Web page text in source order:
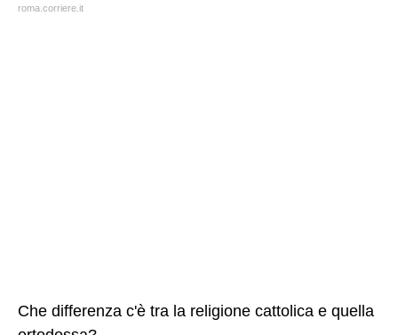
roma.corriere.it
Che differenza c'è tra la religione cattolica e quella